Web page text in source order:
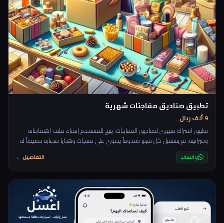
تطبيق صناديق مفاجئات شهرية
9 ألف ريال
تطبيق اشتراك شهري لصناديق المفاجآت، يتيح للمستخدم إنشاء ملف اهتماماته
وميزانيته، ثم يستقبل كل شهر صندوقاً يحتوي على منتجات وهدايا مختارة خصيصاً له
دون معرفة المحتوى مسبقاً. التجربة تجمع بين عنصر التشويق، التخصيص، ومتعة
الاكتشاف، مع إمكانية تقييم الصناديق لتحسين الاختيارات القادمة. 🎁✨
واتساب التفاصيل ←